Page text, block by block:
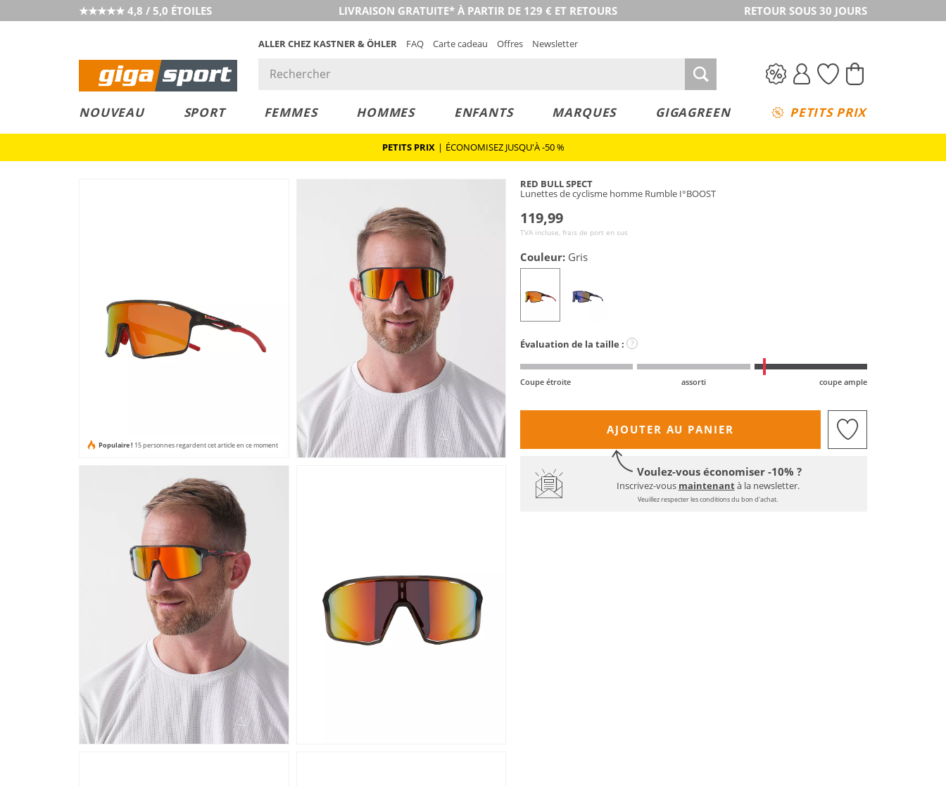
★★★★★ 4,8 / 5,0 ÉTOILES LIVRAISON GRATUITE* À PARTIR DE 129 € ET RETOURS RETOUR SOUS 30 JOURS
ALLER CHEZ KASTNER & ÖHLER FAQ Carte cadeau Offres Newsletter
NOUVEAU SPORT FEMMES HOMMES ENFANTS MARQUES GIGAGREEN PETITS PRIX
PETITS PRIX | ÉCONOMISEZ JUSQU'À -50 %
Populaire ! 15 personnes regardent cet article en ce moment
RED BULL SPECT
Lunettes de cyclisme homme Rumble I°BOOST
119,99
TVA incluse, frais de port en sus
Couleur: Gris
Évaluation de la taille : ?
Coupe étroite assorti coupe ample
AJOUTER AU PANIER
Voulez-vous économiser -10% ?
Inscrivez-vous maintenantà la newsletter.
Veuillez respecter les conditions du bon d'achat.